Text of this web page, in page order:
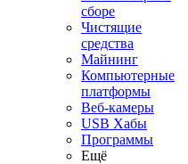
сборе
Чистящие
средства
Майнинг
Компьютерные
платформы
Веб-камеры
USB Хабы
Программы
Ещё